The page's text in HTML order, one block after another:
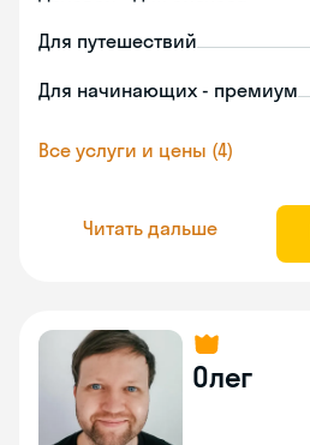
Для путешествий
Для начинающих - премиум
Все услуги и цены (4)
Читать дальше
Олег